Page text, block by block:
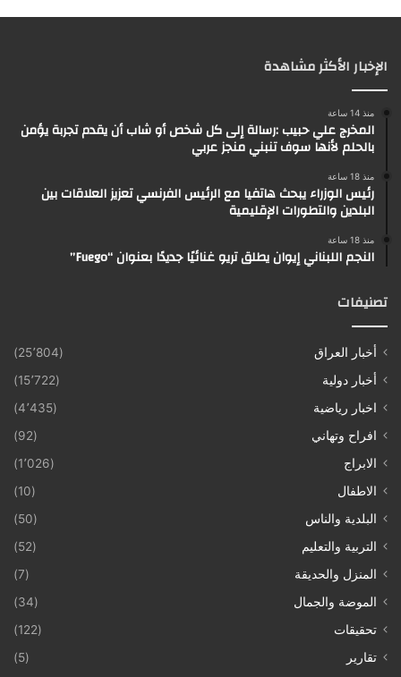
الإخبار الأكثر مشاهدة
منذ 14 ساعة
المخرج علي حبيب :رسالة إلى كل شخص أو شاب أن يقدم تجربة يؤمن
بالحلم لأنها سوف تنبني منجز عربي
منذ 18 ساعة
رئيس الوزراء يبحث هاتفيا مع الرئيس الفرنسي تعزيز العلاقات بين
البلدين والتطورات الإقليمية
منذ 18 ساعة
النجم اللبناني إيوان يطلق تريو غنائيًا جديدًا بعنوان “Fuego”
تصنيفات
أخبار العراق
(25٬804)
أخبار دولية
(15٬722)
اخبار رياضية
(4٬435)
افراح وتهاني
(92)
الابراج
(1٬026)
الاطفال
(10)
البلدية والناس
(50)
التربية والتعليم
(52)
المنزل والحديقة
(7)
الموضة والجمال
(34)
تحقيقات
(122)
تقارير
(5)